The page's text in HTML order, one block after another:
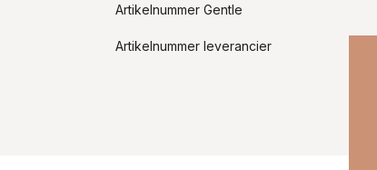
Artikelnummer Gentle
Artikelnummer leverancier